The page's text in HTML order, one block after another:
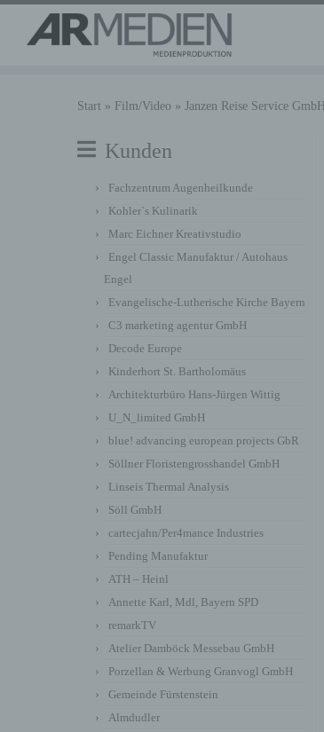
Start » Film/Video » Janzen Reise Service GmbH
Kunden
Fachzentrum Augenheilkunde
Kohler`s Kulinarik
Marc Eichner Kreativstudio
Engel Classic Manufaktur / Autohaus
Engel
Evangelische-Lutherische Kirche Bayern
C3 marketing agentur GmbH
Decode Europe
Kinderhort St. Bartholomäus
Architekturbüro Hans-Jürgen Wittig
U_N_limited GmbH
blue! advancing european projects GbR
Söllner Floristengrosshandel GmbH
Linseis Thermal Analysis
Söll GmbH
cartecjahn/Per4mance Industries
Pending Manufaktur
ATH – Heinl
Annette Karl, Mdl, Bayern SPD
remarkTV
Atelier Damböck Messebau GmbH
Porzellan & Werbung Granvogl GmbH
Gemeinde Fürstenstein
Almdudler